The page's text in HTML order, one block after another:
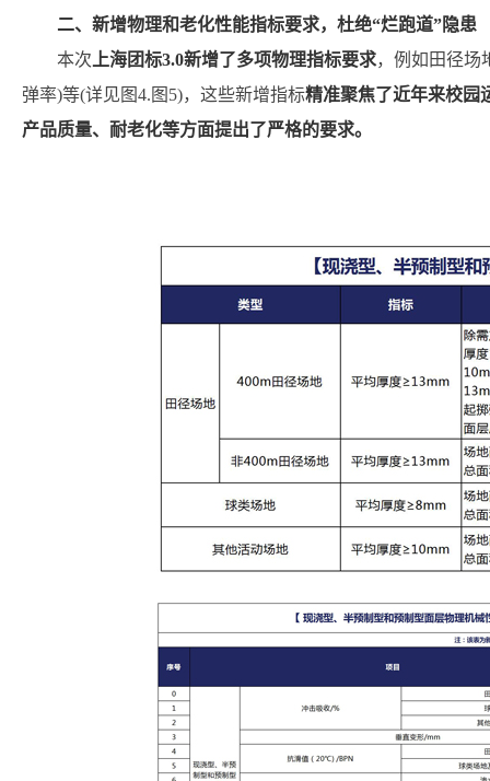
二、新增物理和老化性能指标要求，杜绝“烂跑道”隐患
本次 上海团标3.0新增了多项物理指标要求，例如田径场
弹率)等(详见图4.图5)，这些新增指标精准聚焦了近年来校园
产品质量、耐老化等方面提出了严格的要求。